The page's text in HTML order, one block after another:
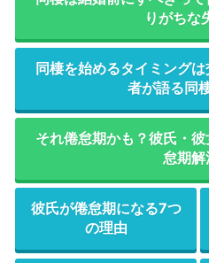
りがちな
同棲を始めるタイミング
者が語る同
それ倦怠期かも？彼氏・
怠期
彼氏が倦怠期になる7つ
の理由